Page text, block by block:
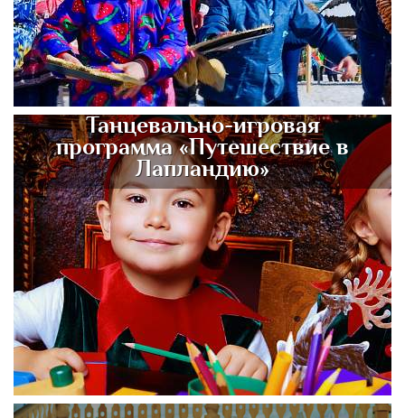
Танцевально-игровая
программа «Путешествие в
Лапландию»